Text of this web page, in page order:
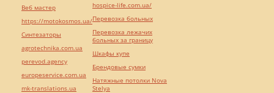
Веб мастер
https://motokosmos.ua/
Синтезаторы
agrotechnika.com.ua
perevod.agency
europeservice.com.ua
mk-translations.ua
hospice-life.com.ua/
Перевозка больных
Перевозка лежачих
больных за границу
Шкафы купе
Брендовые сумки
Натяжные потолки Nova
Stelya